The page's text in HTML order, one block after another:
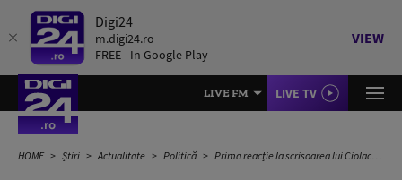
Digi24
m.digi24.ro
FREE - In Google Play
VIEW
LIVE FM LIVE TV
HOME Știri Actualitate Politică Prima reacție la scrisoarea lui Ciolacu. Socialiștii germani îi cer lui Iohannis să pună premier de la PSD